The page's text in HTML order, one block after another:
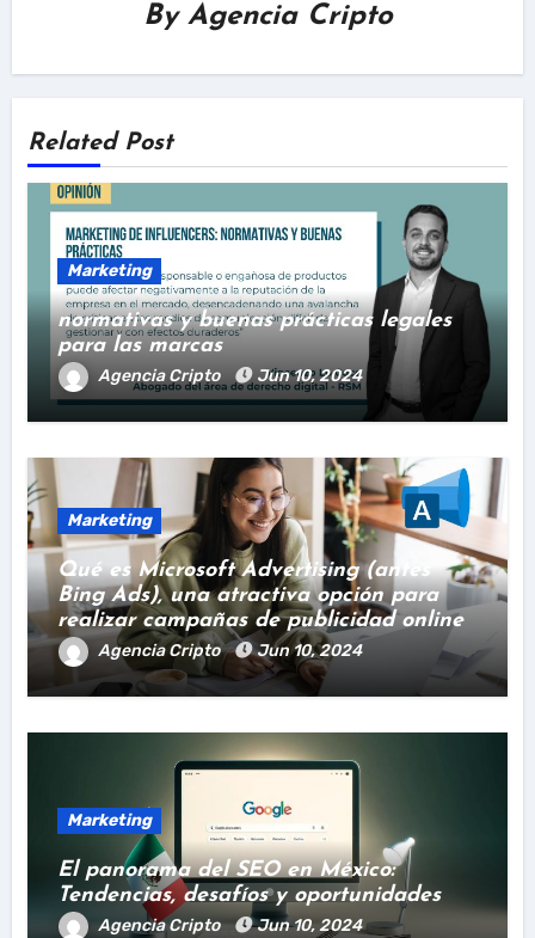
By Agencia Cripto
Related Post
Marketing
normativas y buenas prácticas legales
para las marcas
Agencia Cripto Jun 10, 2024
Marketing
Qué es Microsoft Advertising (antes
Bing Ads), una atractiva opción para
realizar campañas de publicidad online
Agencia Cripto Jun 10, 2024
Marketing
El panorama del SEO en México:
Tendencias, desafíos y oportunidades
Agencia Cripto Jun 10, 2024